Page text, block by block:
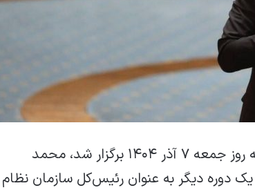
در انتخابات مجمع عمومی نظام پزشکی که روز جمعه ۷ آذر ۱۴۰۴ برگزار شد، محمد
دوره‌ دیگر به عنوان رئیس‌کل سازمان نظام